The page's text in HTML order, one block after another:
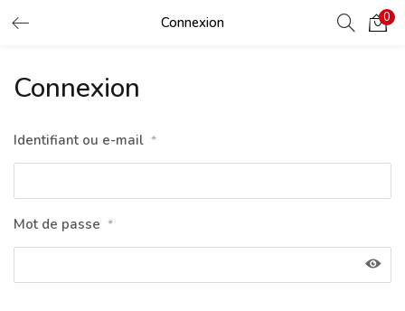
Connexion 0
Enter your username and password to login.
Connexion
Identifiant ou e-mail *
Mot de passe *